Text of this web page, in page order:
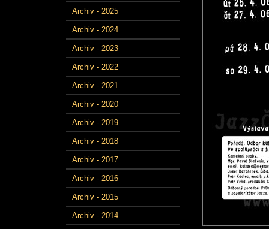
Archiv - 2025
Archiv - 2024
Archiv - 2023
Archiv - 2022
Archiv - 2021
Archiv - 2020
Archiv - 2019
Archiv - 2018
Archiv - 2017
Archiv - 2016
Archiv - 2015
Archiv - 2014